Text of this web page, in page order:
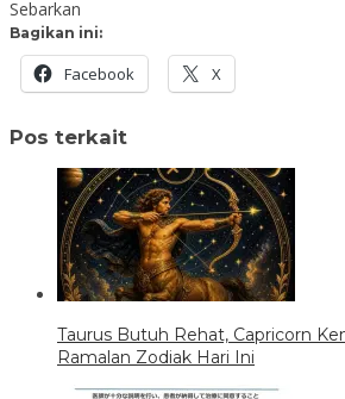
Sebarkan
Bagikan ini:
Facebook X
Pos terkait
Taurus Butuh Rehat, Capricorn
Ramalan Zodiak Hari Ini